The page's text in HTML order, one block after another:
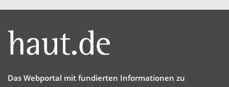
Das Webportal mit fundierten Informationen zu